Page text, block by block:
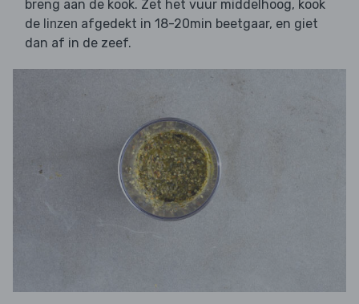
breng aan de kook. Zet het vuur middelhoog, kook
de linzen afgedekt in 18-20min beetgaar, en giet
dan af in de zeef.